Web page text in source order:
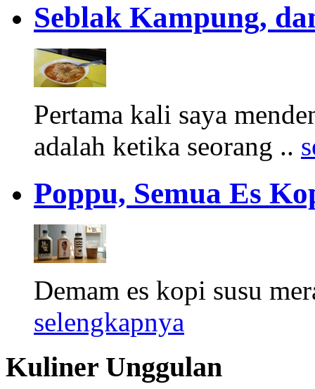
Seblak Kampung,
Pertama kali saya
adalah ketika seorang ..
Poppu, Semua Es
Demam es kopi susu
selengkapnya
Kuliner Unggulan